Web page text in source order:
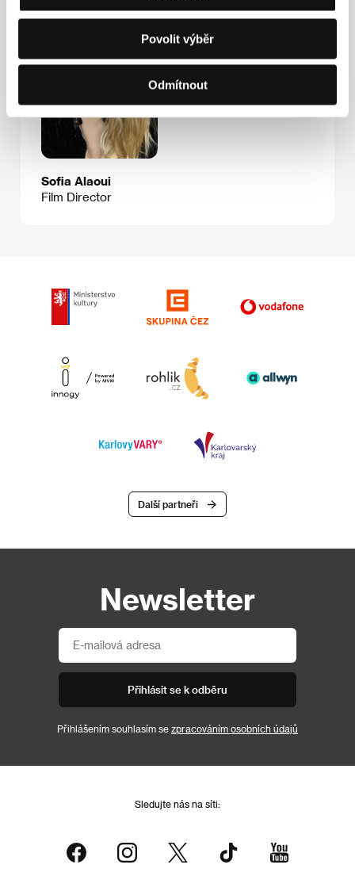
Povolit výběr
Odmítnout
Sofia Alaoui
Film Director
Další partneři
Newsletter
Přihlásit se k odběru
Přihlášením souhlasím se zpracováním osobních údajů
Sledujte nás na síti: